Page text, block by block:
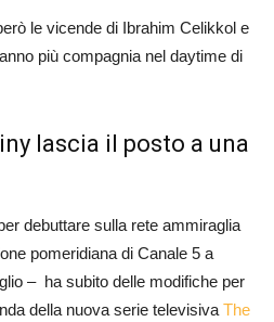
le vicende di Ibrahim Celikkol e
più compagnia nel daytime di
lascia il posto a una
debuttare sulla rete ammiraglia
pomeridiana di Canale 5 a
– ha subito delle modifiche per
della nuova serie televisiva The